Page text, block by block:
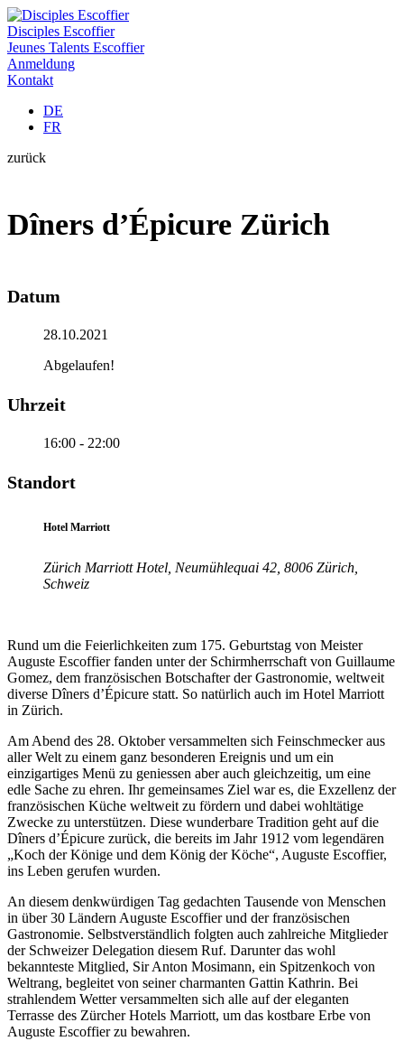
Disciples Escoffier
Jeunes Talents Escoffier
Anmeldung
Kontakt
DE
FR
zurück
Dîners d’Épicure Zürich
Datum
28.10.2021
Abgelaufen!
Uhrzeit
16:00 - 22:00
Standort
Hotel Marriott
Zürich Marriott Hotel, Neumühlequai 42, 8006 Zürich,
Schweiz
Rund um die Feierlichkeiten zum 175. Geburtstag von Meister
Auguste Escoffier fanden unter der Schirmherrschaft von Guillaume
Gomez, dem französischen Botschafter der Gastronomie, weltweit
diverse Dîners d’Épicure statt. So natürlich auch im Hotel Marriott
in Zürich.
Am Abend des 28. Oktober versammelten sich Feinschmecker aus
aller Welt zu einem ganz besonderen Ereignis und um ein
einzigartiges Menü zu geniessen aber auch gleichzeitig, um eine
edle Sache zu ehren. Ihr gemeinsames Ziel war es, die Exzellenz der
französischen Küche weltweit zu fördern und dabei wohltätige
Zwecke zu unterstützen. Diese wunderbare Tradition geht auf die
Dîners d’Épicure zurück, die bereits im Jahr 1912 vom legendären
„Koch der Könige und dem König der Köche“, Auguste Escoffier,
ins Leben gerufen wurden.
An diesem denkwürdigen Tag gedachten Tausende von Menschen
in über 30 Ländern Auguste Escoffier und der französischen
Gastronomie. Selbstverständlich folgten auch zahlreiche Mitglieder
der Schweizer Delegation diesem Ruf. Darunter das wohl
bekannteste Mitglied, Sir Anton Mosimann, ein Spitzenkoch von
Weltrang, begleitet von seiner charmanten Gattin Kathrin. Bei
strahlendem Wetter versammelten sich alle auf der eleganten
Terrasse des Zürcher Hotels Marriott, um das kostbare Erbe von
Auguste Escoffier zu bewahren.